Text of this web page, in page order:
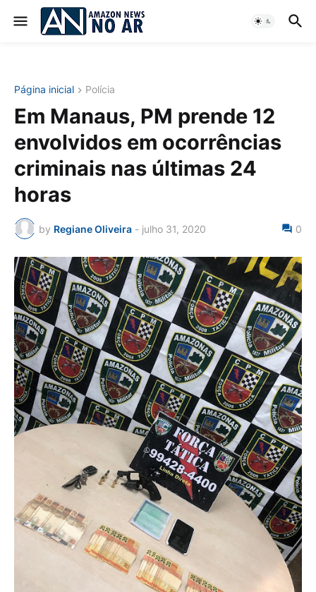
Página inicial Polícia
Em Manaus, PM prende 12
envolvidos em ocorrências
criminais nas últimas 24
horas
by Regiane Oliveira - julho 31, 2020 0